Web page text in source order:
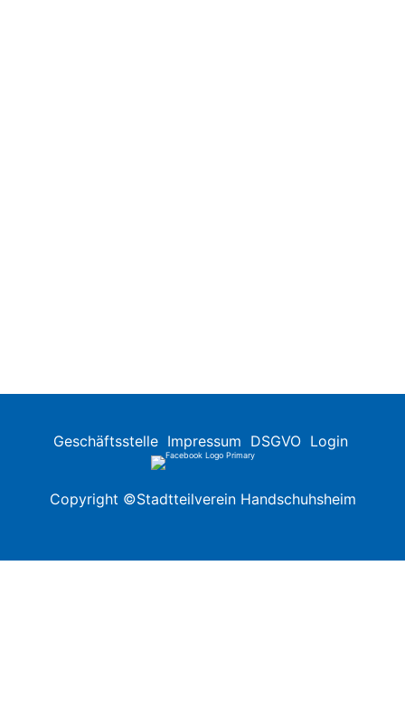
Geschäftsstelle Impressum DSGVO Login
Copyright ©Stadtteilverein Handschuhsheim